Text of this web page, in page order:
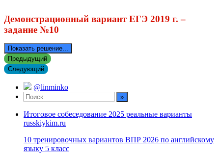
Демонстрационный вариант ЕГЭ 2019 г. –
задание №10
Показать решение...
Предыдущий
Следующий
@linminko
Итоговое собеседование 2025 реальные варианты
russkiykim.ru
10 тренировочных вариантов ВПР 2026 по английскому
языку 5 класс